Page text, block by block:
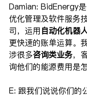
Damian: BidEnergy
优化管理及软件服务
司，运用自动化机器
更快速的账单运算。
涉很多咨询类业务，
询他们的能源费用是
E: 跟我们说说你们的